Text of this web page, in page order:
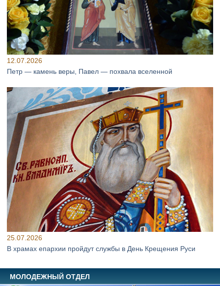
12.07.2026
Петр — камень веры, Павел — похвала вселенной
25.07.2026
В храмах епархии пройдут службы в День Крещения Руси
МОЛОДЕЖНЫЙ ОТДЕЛ